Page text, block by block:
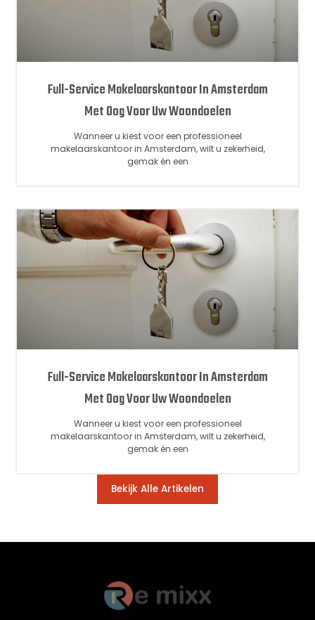
Full-Service Makelaarskantoor In Amsterdam
Met Oog Voor Uw Woondoelen
Wanneer u kiest voor een professioneel
makelaarskantoor in Amsterdam, wilt u zekerheid,
gemak én een
Full-Service Makelaarskantoor In Amsterdam
Met Oog Voor Uw Woondoelen
Wanneer u kiest voor een professioneel
makelaarskantoor in Amsterdam, wilt u zekerheid,
gemak én een
Bekijk Alle Artikelen